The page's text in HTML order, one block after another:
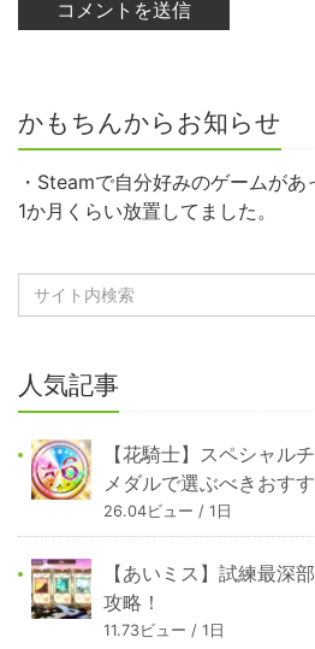
かもちんからお知らせ
・Steamで自分好みのゲームが
1か月くらい放置してました。
人気記事
【花騎士】スペシャル
メダルで選ぶべきおす
26.04ビュー / 1日
【あいミス】試練最深
攻略！
11.73ビュー / 1日